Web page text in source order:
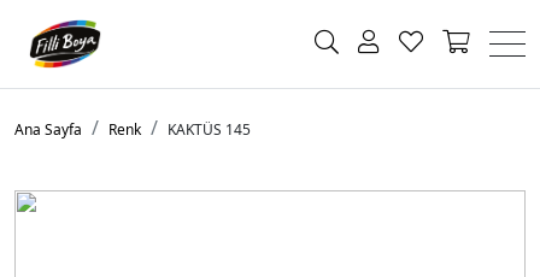
Ana Sayfa Renk KAKTÜS 145